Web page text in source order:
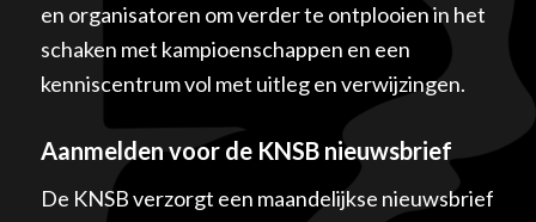
en organisatoren om verder te ontplooien in het
schaken met kampioenschappen en een
kenniscentrum vol met uitleg en verwijzingen.
Aanmelden voor de KNSB nieuwsbrief
De KNSB verzorgt een maandelijkse nieuwsbrief